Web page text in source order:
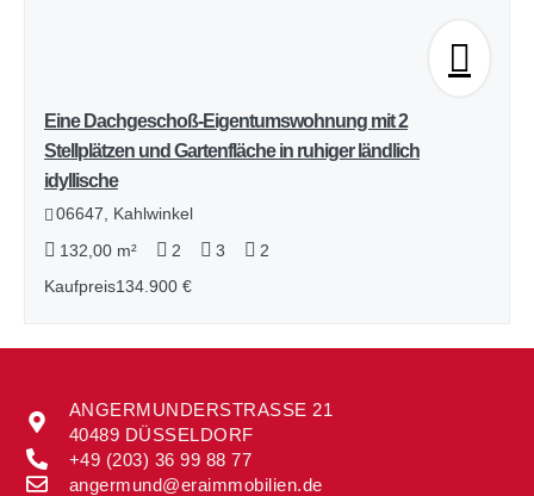
Eine Dachgeschoß-Eigentumswohnung mit 2
Stellplätzen und Gartenfläche in ruhiger ländlich
idyllische
06647, Kahlwinkel
132,00 m²
2 3
2
Kaufpreis134.900 €
ANGERMUNDERSTRASSE 21
40489 DÜSSELDORF
+49 (203) 36 99 88 77
angermund@eraimmobilien.de